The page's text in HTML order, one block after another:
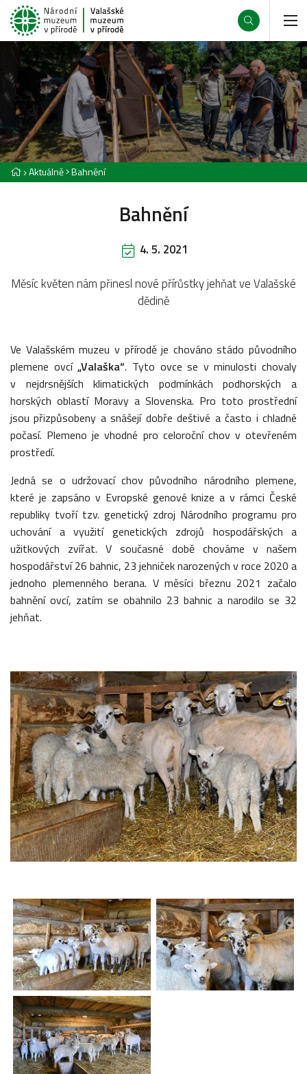
Aktuálně Bahnění
Bahnění
4. 5. 2021
Měsíc květen nám přinesl nové přírůstky jehňat ve Valašské
dědině
Ve Valašském muzeu v přírodě je chováno stádo původního
plemene ovcí„Valaška“. Tyto ovce se v minulosti chovaly
v nejdrsnějších klimatických podmínkách podhorských a
horských oblastí Moravy a Slovenska. Pro toto prostřední
jsou přizpůsobeny a snášejí dobře deštivé a často i chladné
počasí. Plemeno je vhodné pro celoroční chov v otevřeném
prostředí.
Jedná se o udržovací chov původního národního plemene,
které je zapsáno v Evropské genové knize a v rámci České
republiky tvoří tzv. genetický zdroj Národního programu pro
uchování a využití genetických zdrojů hospodářských a
užitkových zvířat. V současné době chováme v našem
hospodářství 26 bahnic, 23 jehniček narozených v roce 2020 a
jednoho plemenného berana. V měsíci březnu 2021 začalo
bahnění ovcí, zatím se obahnilo 23 bahnic a narodilo se 32
jehňat.